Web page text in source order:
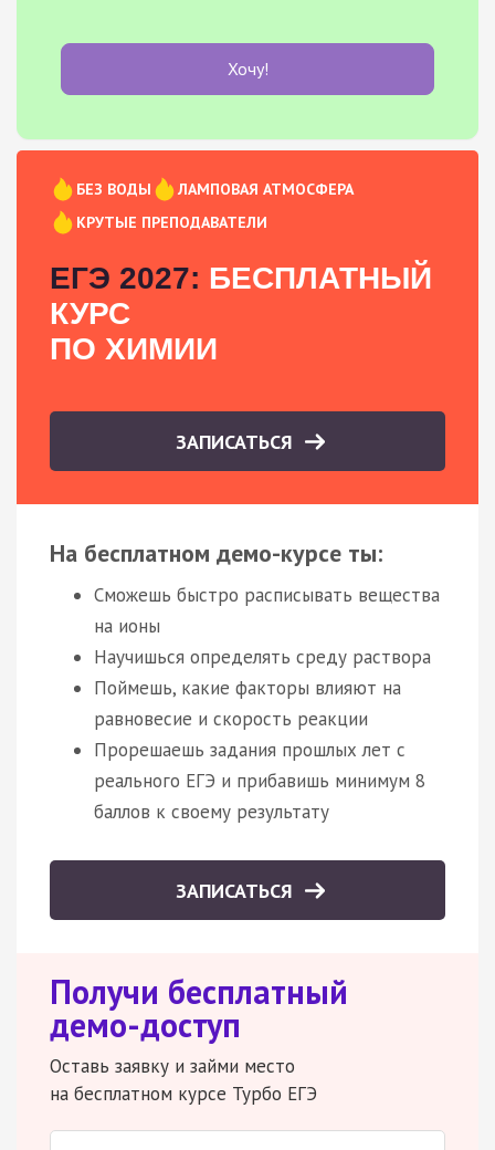
Хочу!
БЕЗ ВОДЫ
ЛАМПОВАЯ АТМОСФЕРА
КРУТЫЕ ПРЕПОДАВАТЕЛИ
ЕГЭ 2027: БЕСПЛАТНЫЙ
КУРС
ПО ХИМИИ
ЗАПИСАТЬСЯ
На бесплатном демо-курсе ты:
Сможешь быстро расписывать вещества
на ионы
Научишься определять среду раствора
Поймешь, какие факторы влияют на
равновесие и скорость реакции
Прорешаешь задания прошлых лет с
реального ЕГЭ и прибавишь минимум 8
баллов к своему результату
ЗАПИСАТЬСЯ
Получи бесплатный
демо-доступ
Оставь заявку и займи место
на бесплатном курсе Турбо ЕГЭ